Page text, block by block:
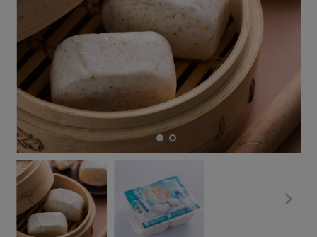
肉品・水產
畜產肉類 水產
水畜加工品
調理食材・點心
調味醬料/南北貨 烘焙
休閒零嘴 沖泡飲品
保健食品
居家好物
料理方式
烘焙．點心
醬料
湯品．鍋物
漬物
涼拌沙拉
飲品
當季產品
合作25-經典快閃最後一週
合作25-精選產品第四彈
合作25-精選產品第三彈
更多當季產品
議題活動
主婦聯盟X樂齡網特約優惠案
30%rPET紅烏龍茶
親子食育
廚房瑜伽
關注議題
減硝酸鹽 惜食
非基改運動 支持本土農糧
廢核運動 能源議題
減添加物 減塑減廢
公益金 食農教育
更多議題
員工與求才
產品檢驗
自主把關
檢驗報告
硝酸鹽檢驗
社員權益
合作社法規